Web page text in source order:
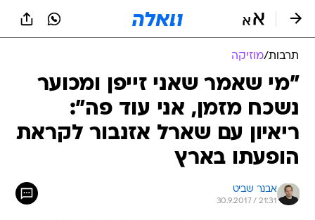
תרבות/מוזיקה
"מי שאמר שאני זייפן ומכוער
נשכח מזמן, אני עוד פה":
ריאיון עם שארל אזנבור לקראת
הופעתו בארץ
אבנר שביט
30.9.2017 / 21:31